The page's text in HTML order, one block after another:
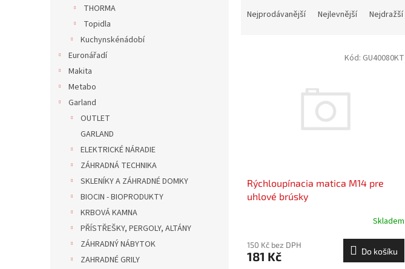
THORMA
Topidla
Kuchynskénádobí
Euronářadí
Makita
Metabo
Garland
OUTLET
GARLAND
ELEKTRICKÉ NÁRADIE
ZÁHRADNÁ TECHNIKA
SKLENÍKY A ZÁHRADNÉ DOMKY
BIOCIN - BIOPRODUKTY
KRBOVÁ KAMNA
PŘÍSTŘEŠKY, PERGOLY, ALTÁNY
ZÁHRADNÝ NÁBYTOK
ZAHRADNÉ GRILY
Nejprodávanější Nejlevnější Nejdražší
Rýchloupínacia matica M14 pre
uhlové brúsky
Skladem
150 Kč bez DPH
181 Kč Do košíku
Kód: GU40080KT